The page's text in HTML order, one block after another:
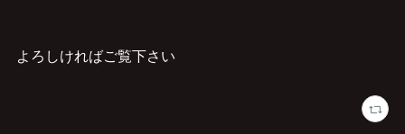
よろしければご覧下さい